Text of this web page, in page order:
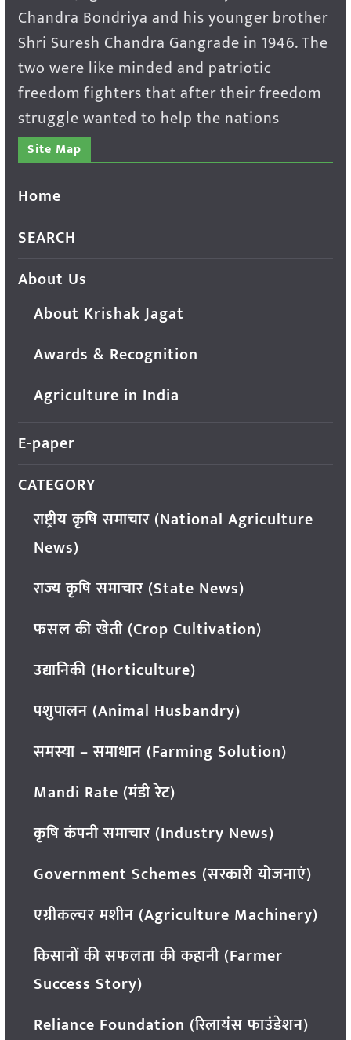
Chandra Bondriya and his younger brother
Shri Suresh Chandra Gangrade in 1946. The
two were like minded and patriotic
freedom fighters that after their freedom
struggle wanted to help the nations
Site Map
Home
SEARCH
About Us
About Krishak Jagat
Awards & Recognition
Agriculture in India
E-paper
CATEGORY
राष्ट्रीय कृषि समाचार (National Agriculture
News)
राज्य कृषि समाचार (State News)
फसल की खेती (Crop Cultivation)
उद्यानिकी (Horticulture)
पशुपालन (Animal Husbandry)
समस्या – समाधान (Farming Solution)
Mandi Rate (मंडी रेट)
कृषि कंपनी समाचार (Industry News)
Government Schemes (सरकारी योजनाएं)
एग्रीकल्चर मशीन (Agriculture Machinery)
किसानों की सफलता की कहानी (Farmer
Success Story)
Reliance Foundation (रिलायंस फाउंडेशन)